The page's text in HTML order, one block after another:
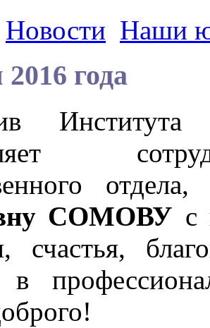
Новости Наши
года
СОМОВУ с
счастья,
в